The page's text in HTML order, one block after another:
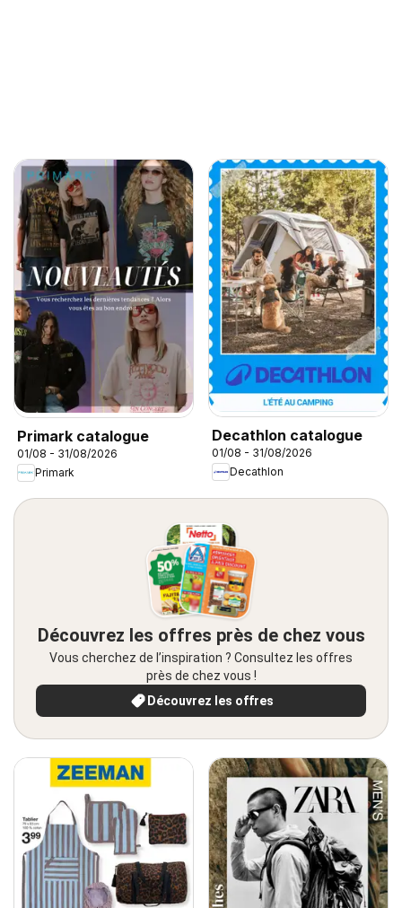
Primark catalogue
01/08 - 31/08/2026
Primark
Decathlon catalogue
01/08 - 31/08/2026
Decathlon
Découvrez les offres près de chez vous
Vous cherchez de l’inspiration ? Consultez les offres
près de chez vous !
Découvrez les offres